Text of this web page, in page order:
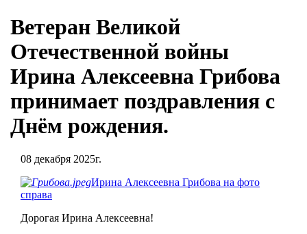
Ветеран Великой
Отечественной войны
Ирина Алексеевна Грибова
принимает поздравления с
Днём рождения.
08 декабря 2025г.
Ирина Алексеевна Грибова на фото
справа
Дорогая Ирина Алексеевна!